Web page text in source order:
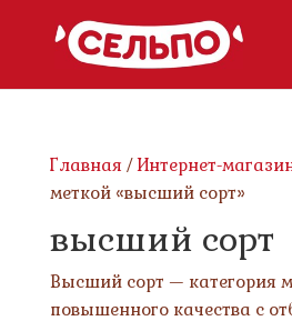
Главная /Интернет-
меткой «высший сорт»
высший сорт
Высший сорт — категория
повышенного качества с